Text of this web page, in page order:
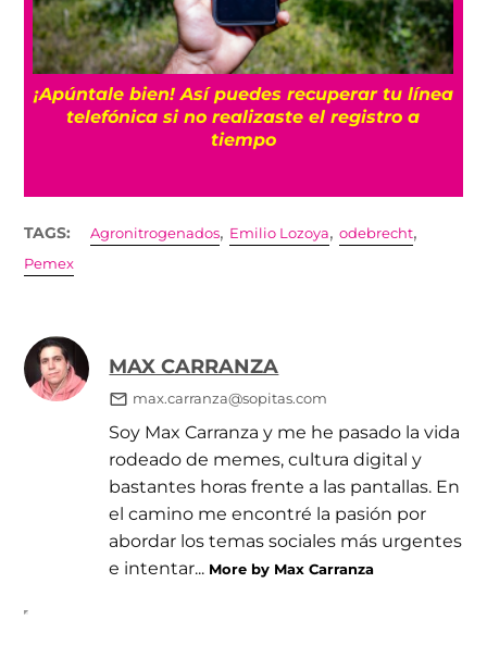
¡Apúntale bien! Así puedes recuperar tu línea
telefónica si no realizaste el registro a
tiempo
TAGS: Agronitrogenados, Emilio Lozoya,odebrecht,
Pemex
MAX CARRANZA
max.carranza@sopitas.com
Soy Max Carranza y me he pasado la vida
rodeado de memes, cultura digital y
bastantes horas frente a las pantallas. En
el camino me encontré la pasión por
abordar los temas sociales más urgentes
e intentar... More by Max Carranza